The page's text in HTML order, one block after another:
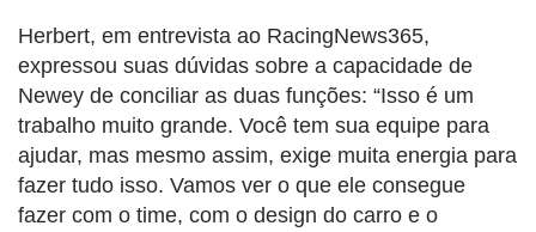
Herbert, em entrevista ao RacingNews365,
expressou suas dúvidas sobre a capacidade de
Newey de conciliar as duas funções: “Isso é um
trabalho muito grande. Você tem sua equipe para
ajudar, mas mesmo assim, exige muita energia para
fazer tudo isso. Vamos ver o que ele consegue
fazer com o time, com o design do carro e o